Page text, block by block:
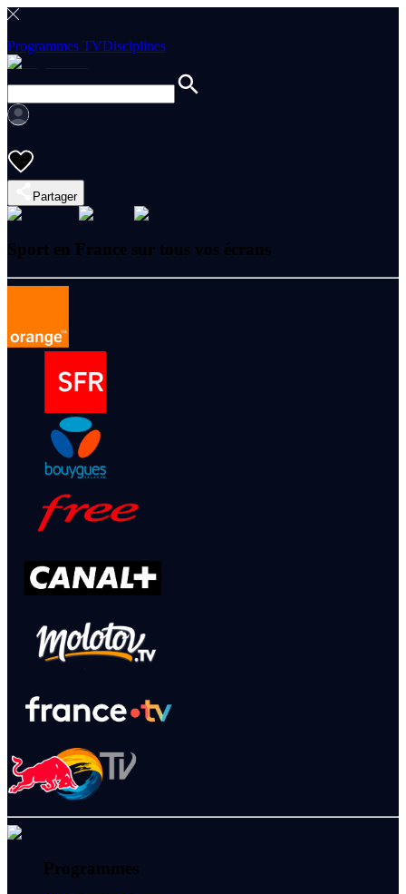
Programmes TVDisciplines
Partager
Sport en France sur tous vos écrans
Programmes